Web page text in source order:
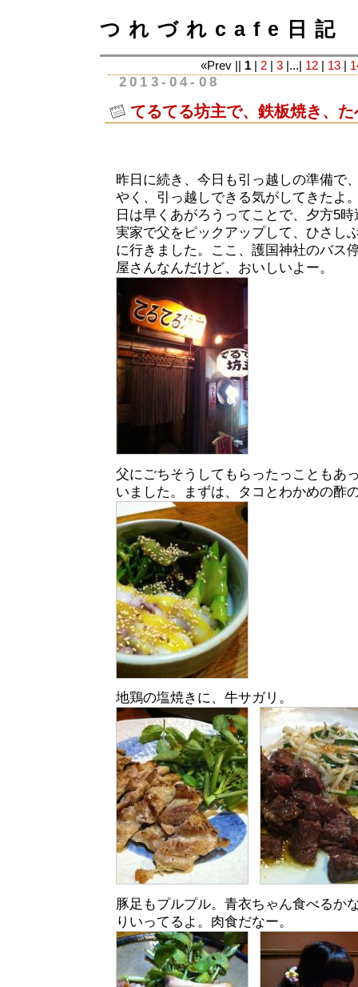
つれづれcafe日記
«Prev || 1 2 3 |...| 12 13
2013-04-08
てるてる坊主で、鉄板焼き、
昨日に続き、今日も引っ越しの準備で
やく、引っ越しできる気がしてきたよ
日は早くあがろうってことで、夕方5
実家で父をピックアップして、ひさし
に行きました。ここ、護国神社のバス
屋さんなんだけど、おいしいよー。
父にごちそうしてもらったっこともあ
いました。まずは、タコとわかめの酢
地鶏の塩焼きに、牛サガリ。
豚足もプルプル。青衣ちゃん食べるか
りいってるよ。肉食だなー。